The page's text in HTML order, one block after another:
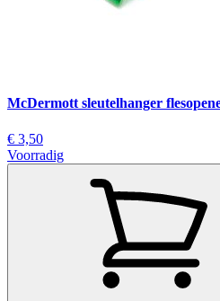
McDermott sleutelhanger
€ 3,50
Voorradig